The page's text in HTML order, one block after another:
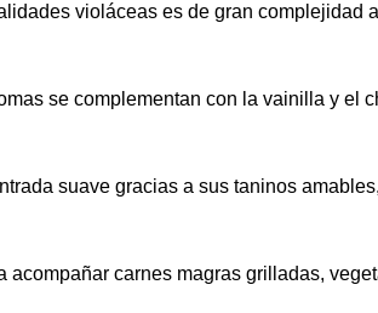
violáceas es de gran complejidad
se complementan con la vainilla y el
suave gracias a sus taninos
carnes magras grilladas,